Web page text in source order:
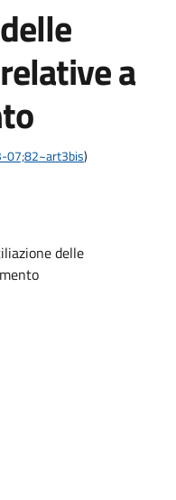
a
07;82~art3bis)
delle